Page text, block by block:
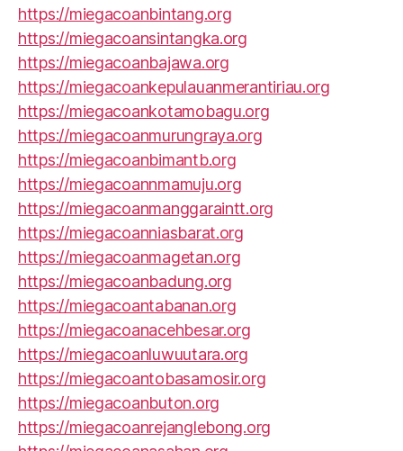
https://miegacoanbintang.org
https://miegacoansintangka.org
https://miegacoanbajawa.org
https://miegacoankepulauanmerantiriau.org
https://miegacoankotamobagu.org
https://miegacoanmurungraya.org
https://miegacoanbimantb.org
https://miegacoannmamuju.org
https://miegacoanmanggaraintt.org
https://miegacoanniasbarat.org
https://miegacoanmagetan.org
https://miegacoanbadung.org
https://miegacoantabanan.org
https://miegacoanacehbesar.org
https://miegacoanluwuutara.org
https://miegacoantobasamosir.org
https://miegacoanbuton.org
https://miegacoanrejanglebong.org